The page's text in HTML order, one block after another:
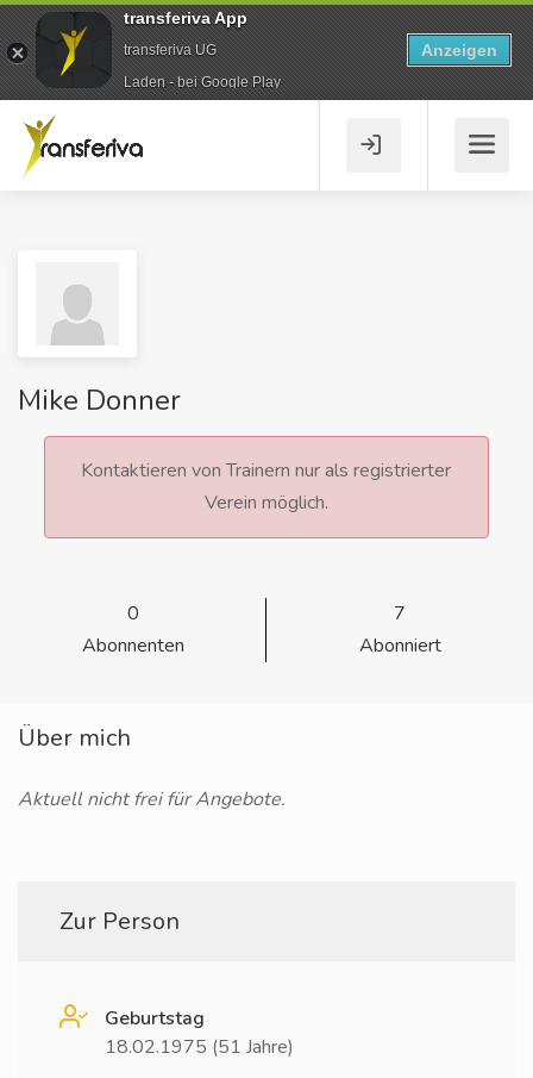
Mike Donner
Kontaktieren von Trainern nur als registrierter
Verein möglich.
0
Abonnenten
7
Abonniert
Über mich
Aktuell nicht frei für Angebote.
Zur Person
Geburtstag
18.02.1975 (51 Jahre)
transferiva App
transferiva UG
Laden - bei Google Play
Anzeigen